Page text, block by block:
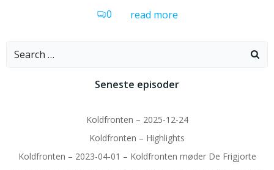
0 read more
Search
Seneste episoder
Koldfronten – 2025-12-24
Koldfronten – Highlights
Koldfronten – 2023-04-01 – Koldfronten møder De Frigjorte